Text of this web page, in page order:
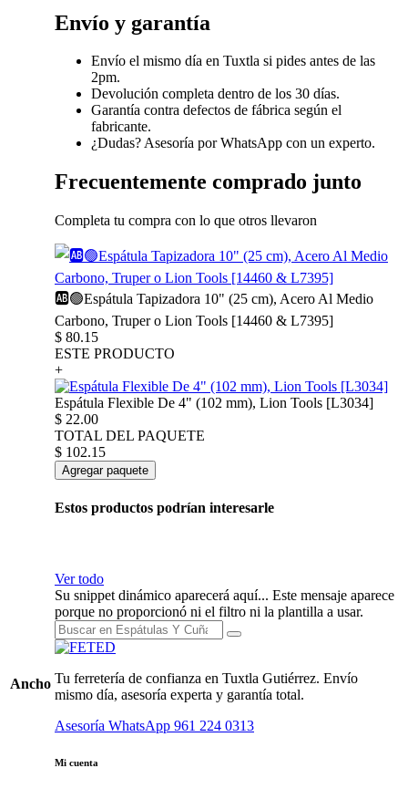
Ancho
Envío y garantía
Envío el mismo día en Tuxtla si pides antes de las
2pm.
Devolución completa dentro de los 30 días.
Garantía contra defectos de fábrica según el
fabricante.
¿Dudas? Asesoría por WhatsApp con un experto.
Frecuentemente comprado junto
Completa tu compra con lo que otros llevaron
🆎🟢Espátula Tapizadora 10" (25 cm), Acero Al Medio
Carbono, Truper o Lion Tools [14460 & L7395]
$ 80.15
ESTE PRODUCTO
+
Espátula Flexible De 4" (102 mm), Lion Tools [L3034]
$ 22.00
TOTAL DEL PAQUETE
$ 102.15
Agregar paquete
Estos productos podrían interesarle
Ver todo
Su snippet dinámico aparecerá aquí... Este mensaje aparece
porque no proporcionó ni el filtro ni la plantilla a usar.
Tu ferretería de confianza en Tuxtla Gutiérrez. Envío
mismo día, asesoría experta y garantía total.
Asesoría WhatsApp 961 224 0313
Mi cuenta